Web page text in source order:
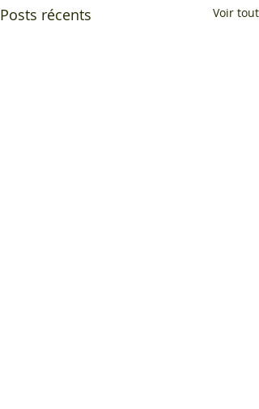
Posts récents Voir tout